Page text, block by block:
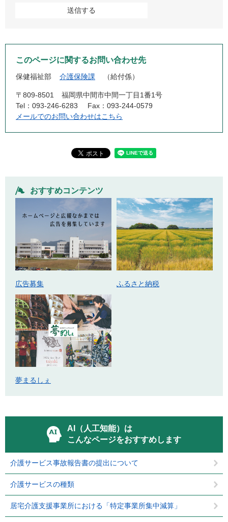
このページに関するお問い合わせ先
保健福祉部 介護保険課 給付係
〒809-8501
福岡県中間市中間一丁目1番1号
Tel：093-246-6283
Fax：093-244-0579
メールでのお問い合わせはこちら
おすすめコンテンツ
広告募集 ふるさと納税
夢まるしぇ
AI（人工知能）は
こんなページをおすすめします
介護サービス事故報告書の提出について
介護サービスの種類
居宅介護支援事業所における「特定事業所集中減算」